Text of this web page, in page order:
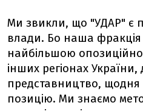
Ми звикли, що "УДАР" є
влади. Бо наша фракція
найбільшою
інших регіонах
представництво, щодня
позицію. Ми знаємо